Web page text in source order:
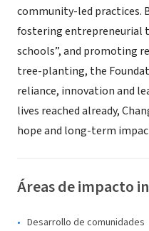
community-led practices.
fostering entrepreneurial
schools”, and promoting
tree-planting, the
reliance, innovation and
lives reached already,
hope and long-term
Áreas de impacto
Desarrollo de comunidades